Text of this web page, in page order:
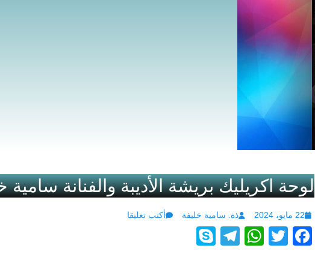
لوحة اكريليك بريشة الأديبة والفنانة سامية
Posted
on
22 مايو، 2024 Author
ذة. سامية خليفة أكتب تعليقا
F
T
W
T